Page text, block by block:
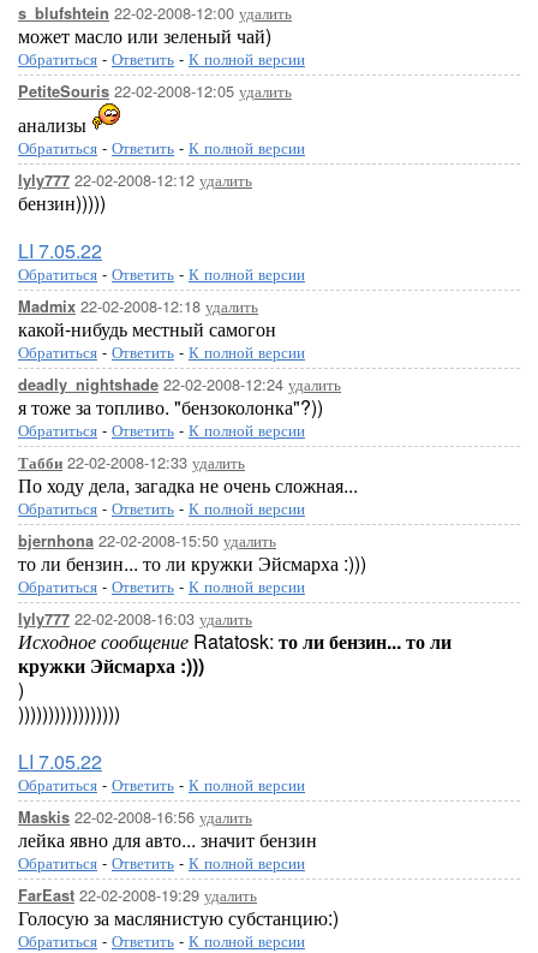
s_blufshtein 22-02-2008-12:00 удалить
может масло или зеленый чай)
Обратиться - Ответить - К полной версии
PetiteSouris 22-02-2008-12:05 удалить
анализы
Обратиться - Ответить - К полной версии
lyly777 22-02-2008-12:12 удалить
бензин)))))
LI 7.05.22
Обратиться - Ответить - К полной версии
Madmix 22-02-2008-12:18 удалить
какой-нибудь местный самогон
Обратиться - Ответить - К полной версии
deadly_nightshade 22-02-2008-12:24 удалить
я тоже за топливо. "бензоколонка"?))
Обратиться - Ответить - К полной версии
Табби 22-02-2008-12:33 удалить
По ходу дела, загадка не очень сложная...
Обратиться - Ответить - К полной версии
bjernhona 22-02-2008-15:50 удалить
то ли бензин... то ли кружки Эйсмарха :)))
Обратиться - Ответить - К полной версии
lyly777 22-02-2008-16:03 удалить
Исходное сообщение Ratatosk: то ли бензин... то ли
кружки Эйсмарха :)))
)
)))))))))))))))))
LI 7.05.22
Обратиться - Ответить - К полной версии
Maskis 22-02-2008-16:56 удалить
лейка явно для авто... значит бензин
Обратиться - Ответить - К полной версии
FarEast 22-02-2008-19:29 удалить
Голосую за маслянистую субстанцию:)
Обратиться - Ответить - К полной версии